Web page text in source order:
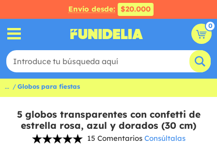
Envío desde: $20.000
0
... Globos para fiestas
5 globos transparentes con confetti de
estrella rosa, azul y dorados (30 cm)
15 Comentarios Consúltalas